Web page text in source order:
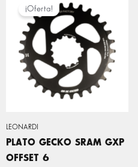
LEONARDI
¡Oferta!
PLATO GECKO SRAM GXP
OFFSET 6
PRECIO
ORIGINAL
ERA:
65,00 €.
PRECIO
ACTUAL
ES:
36,99 €.